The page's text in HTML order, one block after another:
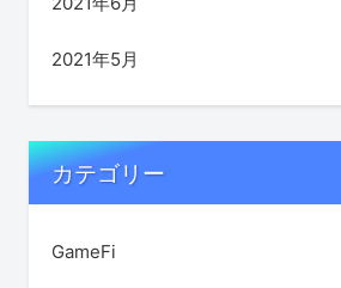
2021年5月
カテゴリー
GameFi